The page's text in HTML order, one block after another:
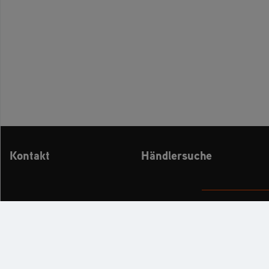
Kontakt Händlersuche